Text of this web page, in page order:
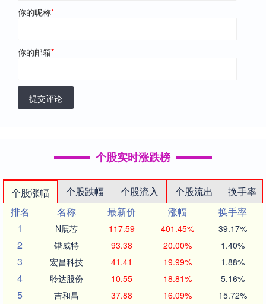
你的昵称*
你的邮箱*
提交评论
个股实时涨跌榜
个股涨幅 个股跌幅 个股流入 个股流出
换手率
排名
名称 最新价 涨幅
换手率
1
N展芯 117.59 401.45% 39.17%
2 锴威特 93.38 20.00% 1.40%
3 宏昌科技 41.41 19.99% 1.88%
4 聆达股份 10.55 18.81% 5.16%
5 吉和昌 37.88 16.09% 15.72%